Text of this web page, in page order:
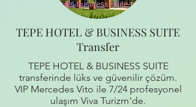
TEPE HOTEL & BUSINESS SUITE
Transfer
TEPE HOTEL & BUSINESS SUITE
transferinde lüks ve güvenilir çözüm.
VIP Mercedes Vito ile 7/24 profesyonel
ulaşım Viva Turizm'de.